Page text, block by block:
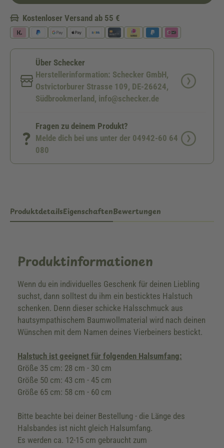
Kostenloser Versand ab 55 €
Über Schecker
Herstellerinformation: Schecker GmbH,
Ostvictorburer Strasse 109, DE-26624,
Südbrookmerland, info@schecker.de
Fragen zu deinem Produkt?
Melde dich bei uns unter der 04942-60 64
080
ProduktdetailsEigenschaftenBewertungen
Produktinformationen
Wenn du ein individuelles Geschenk für deinen Liebling
suchst, dann solltest du ihm ein besticktes Halstuch
schenken. Denn dieser schicke Halsschmuck aus
hautsympathischem Baumwollmaterial wird nach deinen
Wünschen mit dem Namen deines Vierbeiners bestickt.
Halstuch ist geeignet für folgenden Halsumfang:
Größe 35 cm: 28 cm - 30 cm
Größe 50 cm: 43 cm - 45 cm
Größe 65 cm: 58 cm - 60 cm
Bitte beachte bei deiner Bestellung - die Länge des
Halsbandes ist nicht gleich Halsumfang.
Es werden ca. 12-15 cm gebraucht zum